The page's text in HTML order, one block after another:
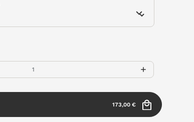
173,00 €